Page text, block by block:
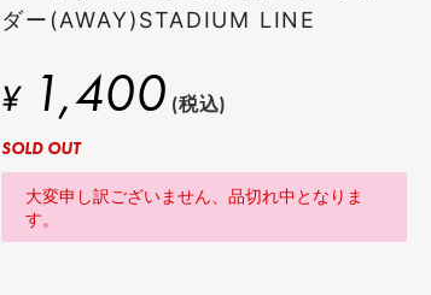
ダー(AWAY)STADIUM LINE
¥ 1,400 (税込)
SOLD OUT
大変申し訳ございません、品切れ中となりま
す。